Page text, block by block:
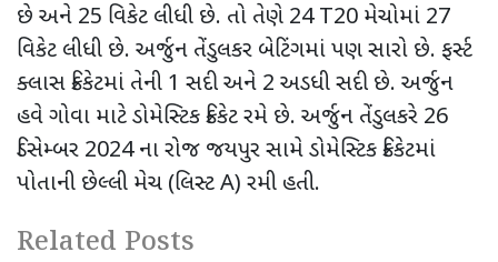
છે અને 25 વિકેટ લીધી છે. તો તેણે 24 T20 મેચોમાં 27
વિકેટ લીધી છે. અર્જુન તેંડુલકર બેટિંગમાં પણ સારો છે. ફર્સ્ટ
ક્લાસ ક્રિકેટમાં તેની 1 સદી અને 2 અડધી સદી છે. અર્જુન
હવે ગોવા માટે ડોમેસ્ટિક ક્રિકેટ રમે છે. અર્જુન તેંડુલકરે 26
ડિસેમ્બર 2024 ના રોજ જયપુર સામે ડોમેસ્ટિક ક્રિકેટમાં
પોતાની છેલ્લી મેચ (લિસ્ટ A) રમી હતી.
Related Posts